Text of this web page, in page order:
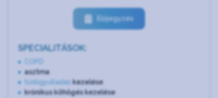
SPECIALITÁSOK:
COPD
asztma
tüdőgyulladás kezelése
krónikus köhögés kezelése
Előjegyzés